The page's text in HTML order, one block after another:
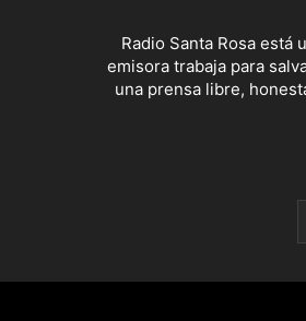
Radio Santa Rosa está
emisora trabaja para
una prensa libre,